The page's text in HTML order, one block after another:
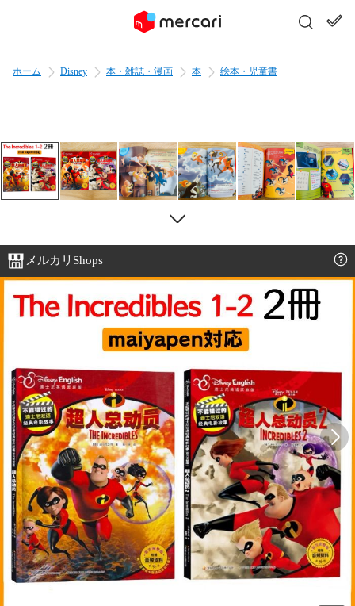
ホーム Disney 本・雑誌・漫画 本 絵本・児童書
メルカリShops